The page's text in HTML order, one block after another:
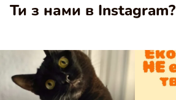
Ти з нами в Instagram?